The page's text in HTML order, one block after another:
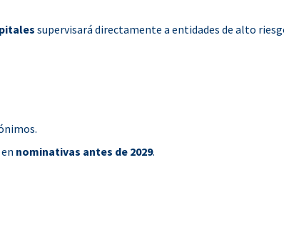
supervisará directamente a entidades de alto
nominativas antes de 2029.